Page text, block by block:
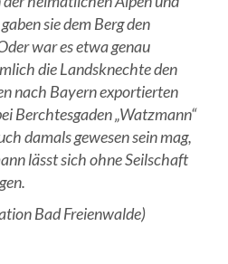
sie dem Berg den
war es etwa genau
die Landsknechte den
nach Bayern exportierten
Berchtesgaden „Watzmann“
damals gewesen sein mag,
lässt sich ohne Seilschaft
Bad Freienwalde)